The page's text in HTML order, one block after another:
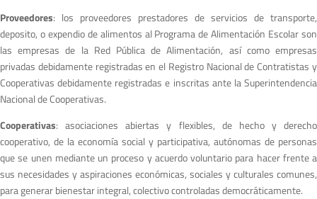
Proveedores: los proveedores prestadores de servicios de transporte,
deposito, o expendio de alimentos al Programa de Alimentación Escolar son
las empresas de la Red Pública de Alimentación, así como empresas
privadas debidamente registradas en el Registro Nacional de Contratistas y
Cooperativas debidamente registradas e inscritas ante la Superintendencia
Nacional de Cooperativas.
Cooperativas: asociaciones abiertas y flexibles, de hecho y derecho
cooperativo, de la economía social y participativa, autónomas de personas
que se unen mediante un proceso y acuerdo voluntario para hacer frente a
sus necesidades y aspiraciones económicas, sociales y culturales comunes,
para generar bienestar integral, colectivo controladas democráticamente.